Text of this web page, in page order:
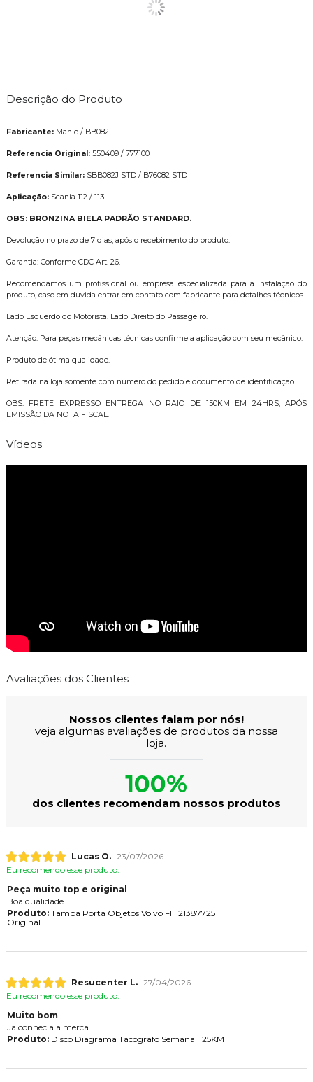
Descrição do Produto
Fabricante: Mahle / BB082
Referencia Original: 550409 / 777100
Referencia Similar: SBB082J STD / B76082 STD
Aplicação:Scania 112 / 113
OBS: BRONZINA BIELA PADRÃO STANDARD.
Devolução no prazo de 7 dias, após o recebimento do produto.
Garantia: Conforme CDC Art. 26.
Recomendamos um profissional ou empresa especializada para a instalação do
produto, caso em duvida entrar em contato com fabricante para detalhes técnicos.
Lado Esquerdo do Motorista. Lado Direito do Passageiro.
Atenção: Para peças mecânicas técnicas confirme a aplicação com seu mecânico.
Produto de ótima qualidade.
Retirada na loja somente com número do pedido e documento de identificação.
OBS: FRETE EXPRESSO ENTREGA NO RAIO DE 150KM EM 24HRS, APÓS
EMISSÃO DA NOTA FISCAL.
Vídeos
Avaliações dos Clientes
Nossos clientes falam por nós!
veja algumas avaliações de produtos da nossa
loja.
100%
dos clientes recomendam nossos produtos
Lucas O. 23/07/2026
Eu recomendo esse produto.
Peça muito top e original
Boa qualidade
Produto:Tampa Porta Objetos Volvo FH 21387725
Original
Resucenter L. 27/04/2026
Eu recomendo esse produto.
Muito bom
Ja conhecia a merca
Produto:Disco Diagrama Tacografo Semanal 125KM